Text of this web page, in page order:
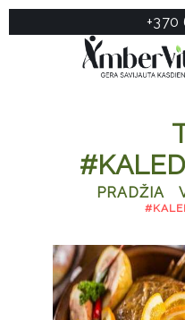
+370
PRADŽIA
PASLAUGOS
PRODUKTAI
TESTAS
KONTAKTAI